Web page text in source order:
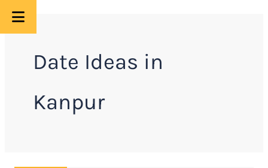
Skip
Date Ideas in
Kanpur